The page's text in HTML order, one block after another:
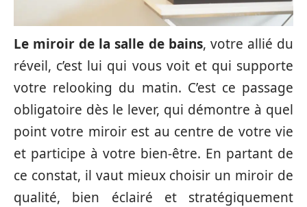
Le miroir de la salle de bains, votre allié du
réveil, c’est lui qui vous voit et qui supporte
votre relooking du matin. C’est ce passage
obligatoire dès le lever, qui démontre à quel
point votre miroir est au centre de votre vie
et participe à votre bien-être. En partant de
ce constat, il vaut mieux choisir un miroir de
qualité, bien éclairé et stratégiquement